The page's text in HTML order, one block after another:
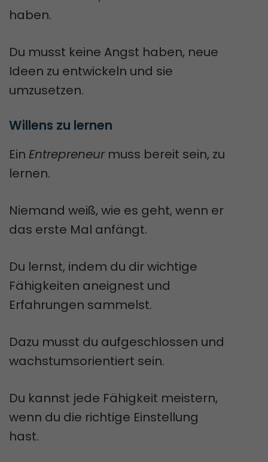
haben.
Du musst keine Angst haben, neue
Ideen zu entwickeln und sie
umzusetzen.
Willens zu lernen
Ein Entrepreneurmuss bereit sein, zu
lernen.
Niemand weiß, wie es geht, wenn er
das erste Mal anfängt.
Du lernst, indem du dir wichtige
Fähigkeiten aneignest und
Erfahrungen sammelst.
Dazu musst du aufgeschlossen und
wachstumsorientiert sein.
Du kannst jede Fähigkeit meistern,
wenn du die richtige Einstellung
hast.